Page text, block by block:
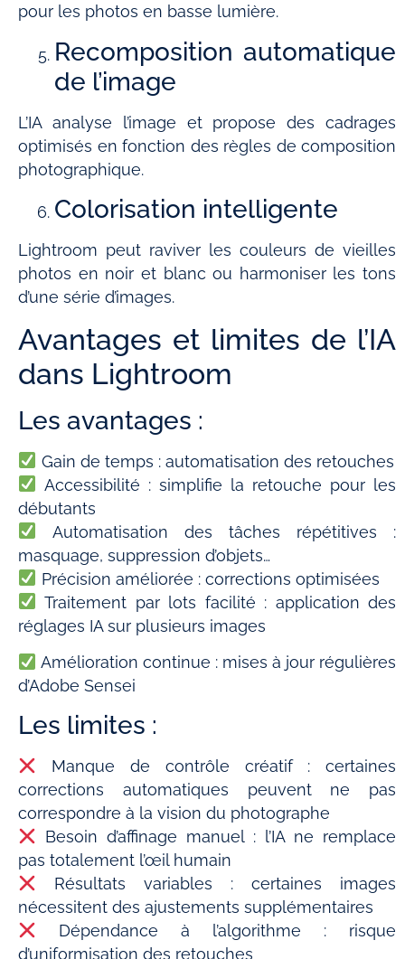
pour les photos en basse lumière.
Recomposition automatique
de l’image
L’IA analyse l’image et propose des cadrages
optimisés en fonction des règles de composition
photographique.
Colorisation intelligente
Lightroom peut raviver les couleurs de vieilles
photos en noir et blanc ou harmoniser les tons
d’une série d’images.
Avantages et limites de l’IA
dans Lightroom
Les avantages :
Gain de temps : automatisation des retouches
Accessibilité : simplifie la retouche pour les
débutants
Automatisation des tâches répétitives :
masquage, suppression d’objets…
Précision améliorée : corrections optimisées
Traitement par lots facilité : application des
réglages IA sur plusieurs images
Amélioration continue : mises à jour régulières
d’Adobe Sensei
Les limites :
Manque de contrôle créatif : certaines
corrections automatiques peuvent ne pas
correspondre à la vision du photographe
Besoin d’affinage manuel : l’IA ne remplace
pas totalement l’œil humain
Résultats variables : certaines images
nécessitent des ajustements supplémentaires
Dépendance à l’algorithme : risque
d’uniformisation des retouches